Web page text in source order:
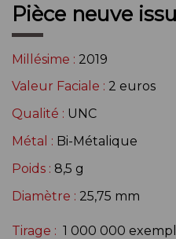
Pièce neuve
Millésime : 2019
Valeur Faciale : 2 euros
Qualité : UNC
Métal : Bi-Métalique
Poids : 8,5 g
Diamètre : 25,75 mm
Tirage : 1 000 000